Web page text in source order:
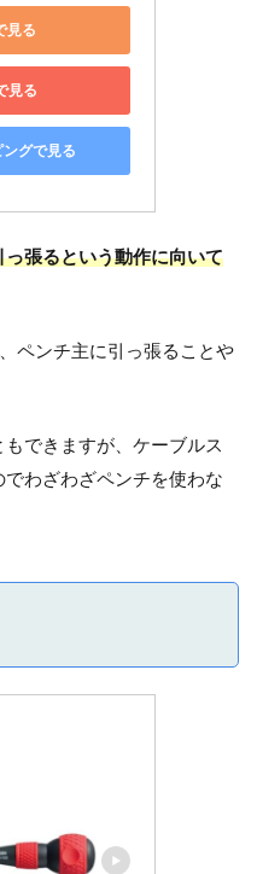
見る
見る
グで見る
張るという動作に向いて
ペンチ主に引っ張ることや
できますが、ケーブルス
わざわざペンチを使わな